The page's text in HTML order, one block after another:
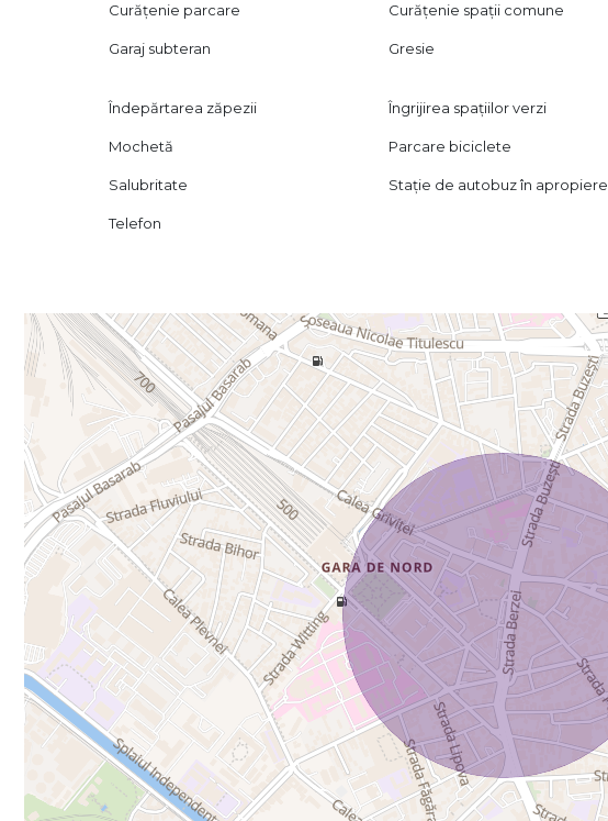
Curățenie parcare Curățenie spații comune
Garaj subteran Gresie
Îndepărtarea zăpezii Îngrijirea spațiilor verzi
Mochetă Parcare biciclete
Salubritate Stație de autobuz în apropiere
Telefon